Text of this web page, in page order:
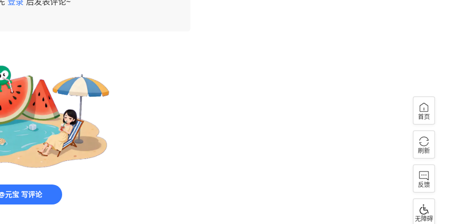
元宝 写评论
首页
刷新
反馈
无障碍